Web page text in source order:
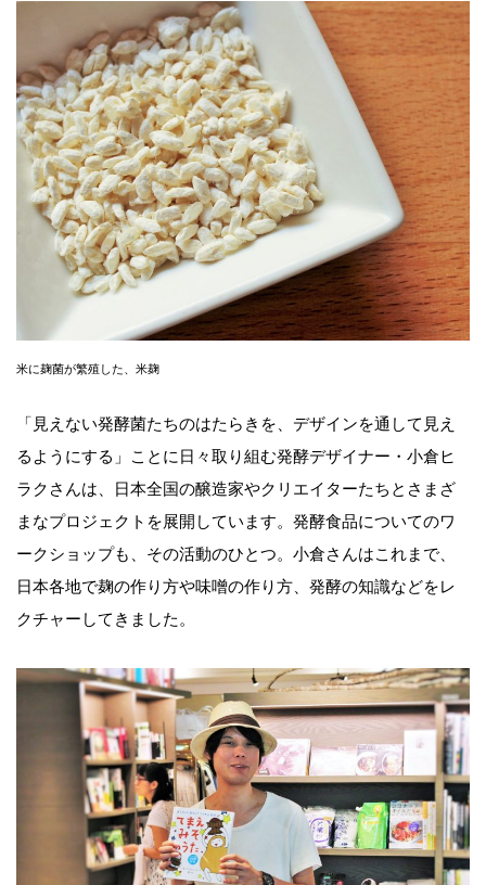
米に麹菌が繁殖した、米麹
「見えない発酵菌たちのはたらきを、デザインを通して見え
るようにする」ことに日々取り組む発酵デザイナー・小倉ヒ
ラクさんは、日本全国の醸造家やクリエイターたちとさまざ
まなプロジェクトを展開しています。発酵食品についてのワ
ークショップも、その活動のひとつ。小倉さんはこれまで、
日本各地で麹の作り方や味噌の作り方、発酵の知識などをレ
クチャーしてきました。